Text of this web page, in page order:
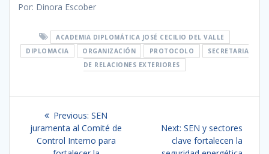
Por: Dinora Escober
ACADEMIA DIPLOMÁTICA JOSÉ CECILIO DEL VALLE
DIPLOMACIA
ORGANIZACIÓN PROTOCOLO
SECRETARIA
DE RELACIONES EXTERIORES
Navegación
Previous: Previous
post:
SEN
juramenta al Comité de
Control Interno para
Next: Next
post:
SEN y sectores
clave fortalecen la